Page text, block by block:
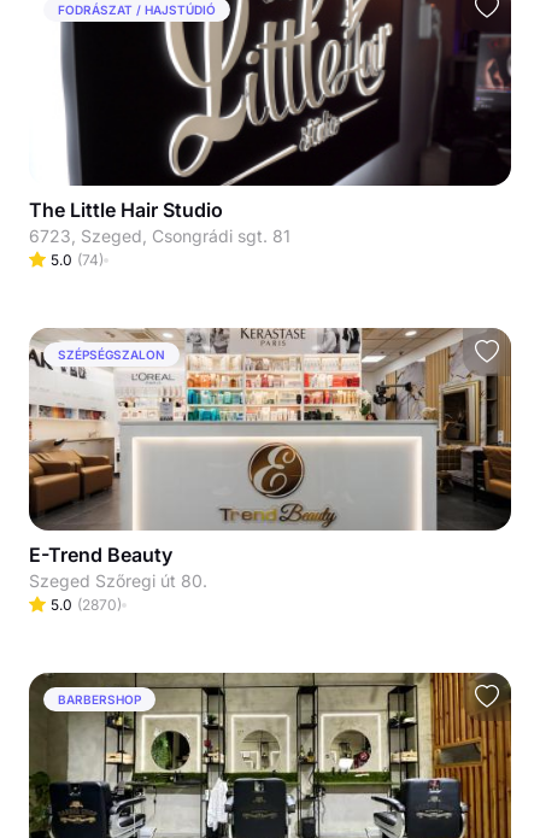
FODRÁSZAT / HAJSTÚDIÓ
The Little Hair Studio
6723, Szeged, Csongrádi sgt. 81
5.0 (74)
SZÉPSÉGSZALON
E-Trend Beauty
Szeged Szőregi út 80.
5.0 (2870)
BARBERSHOP